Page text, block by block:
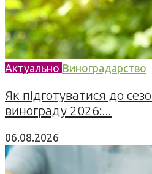
Актуально Виноградарство
Як підготуватися до
винограду 2026:...
06.08.2026